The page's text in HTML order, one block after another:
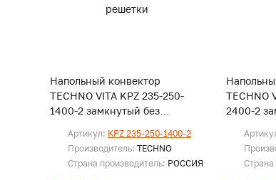
Напольный конвектор
TECHNO VITA KPZ 235-250-
1400-2 замкнутый без
Артикул: KPZ 235-250-1400-2
Производитель: TECHNO
Страна производитель: РОССИЯ
TECHNO
2400-2
Страна